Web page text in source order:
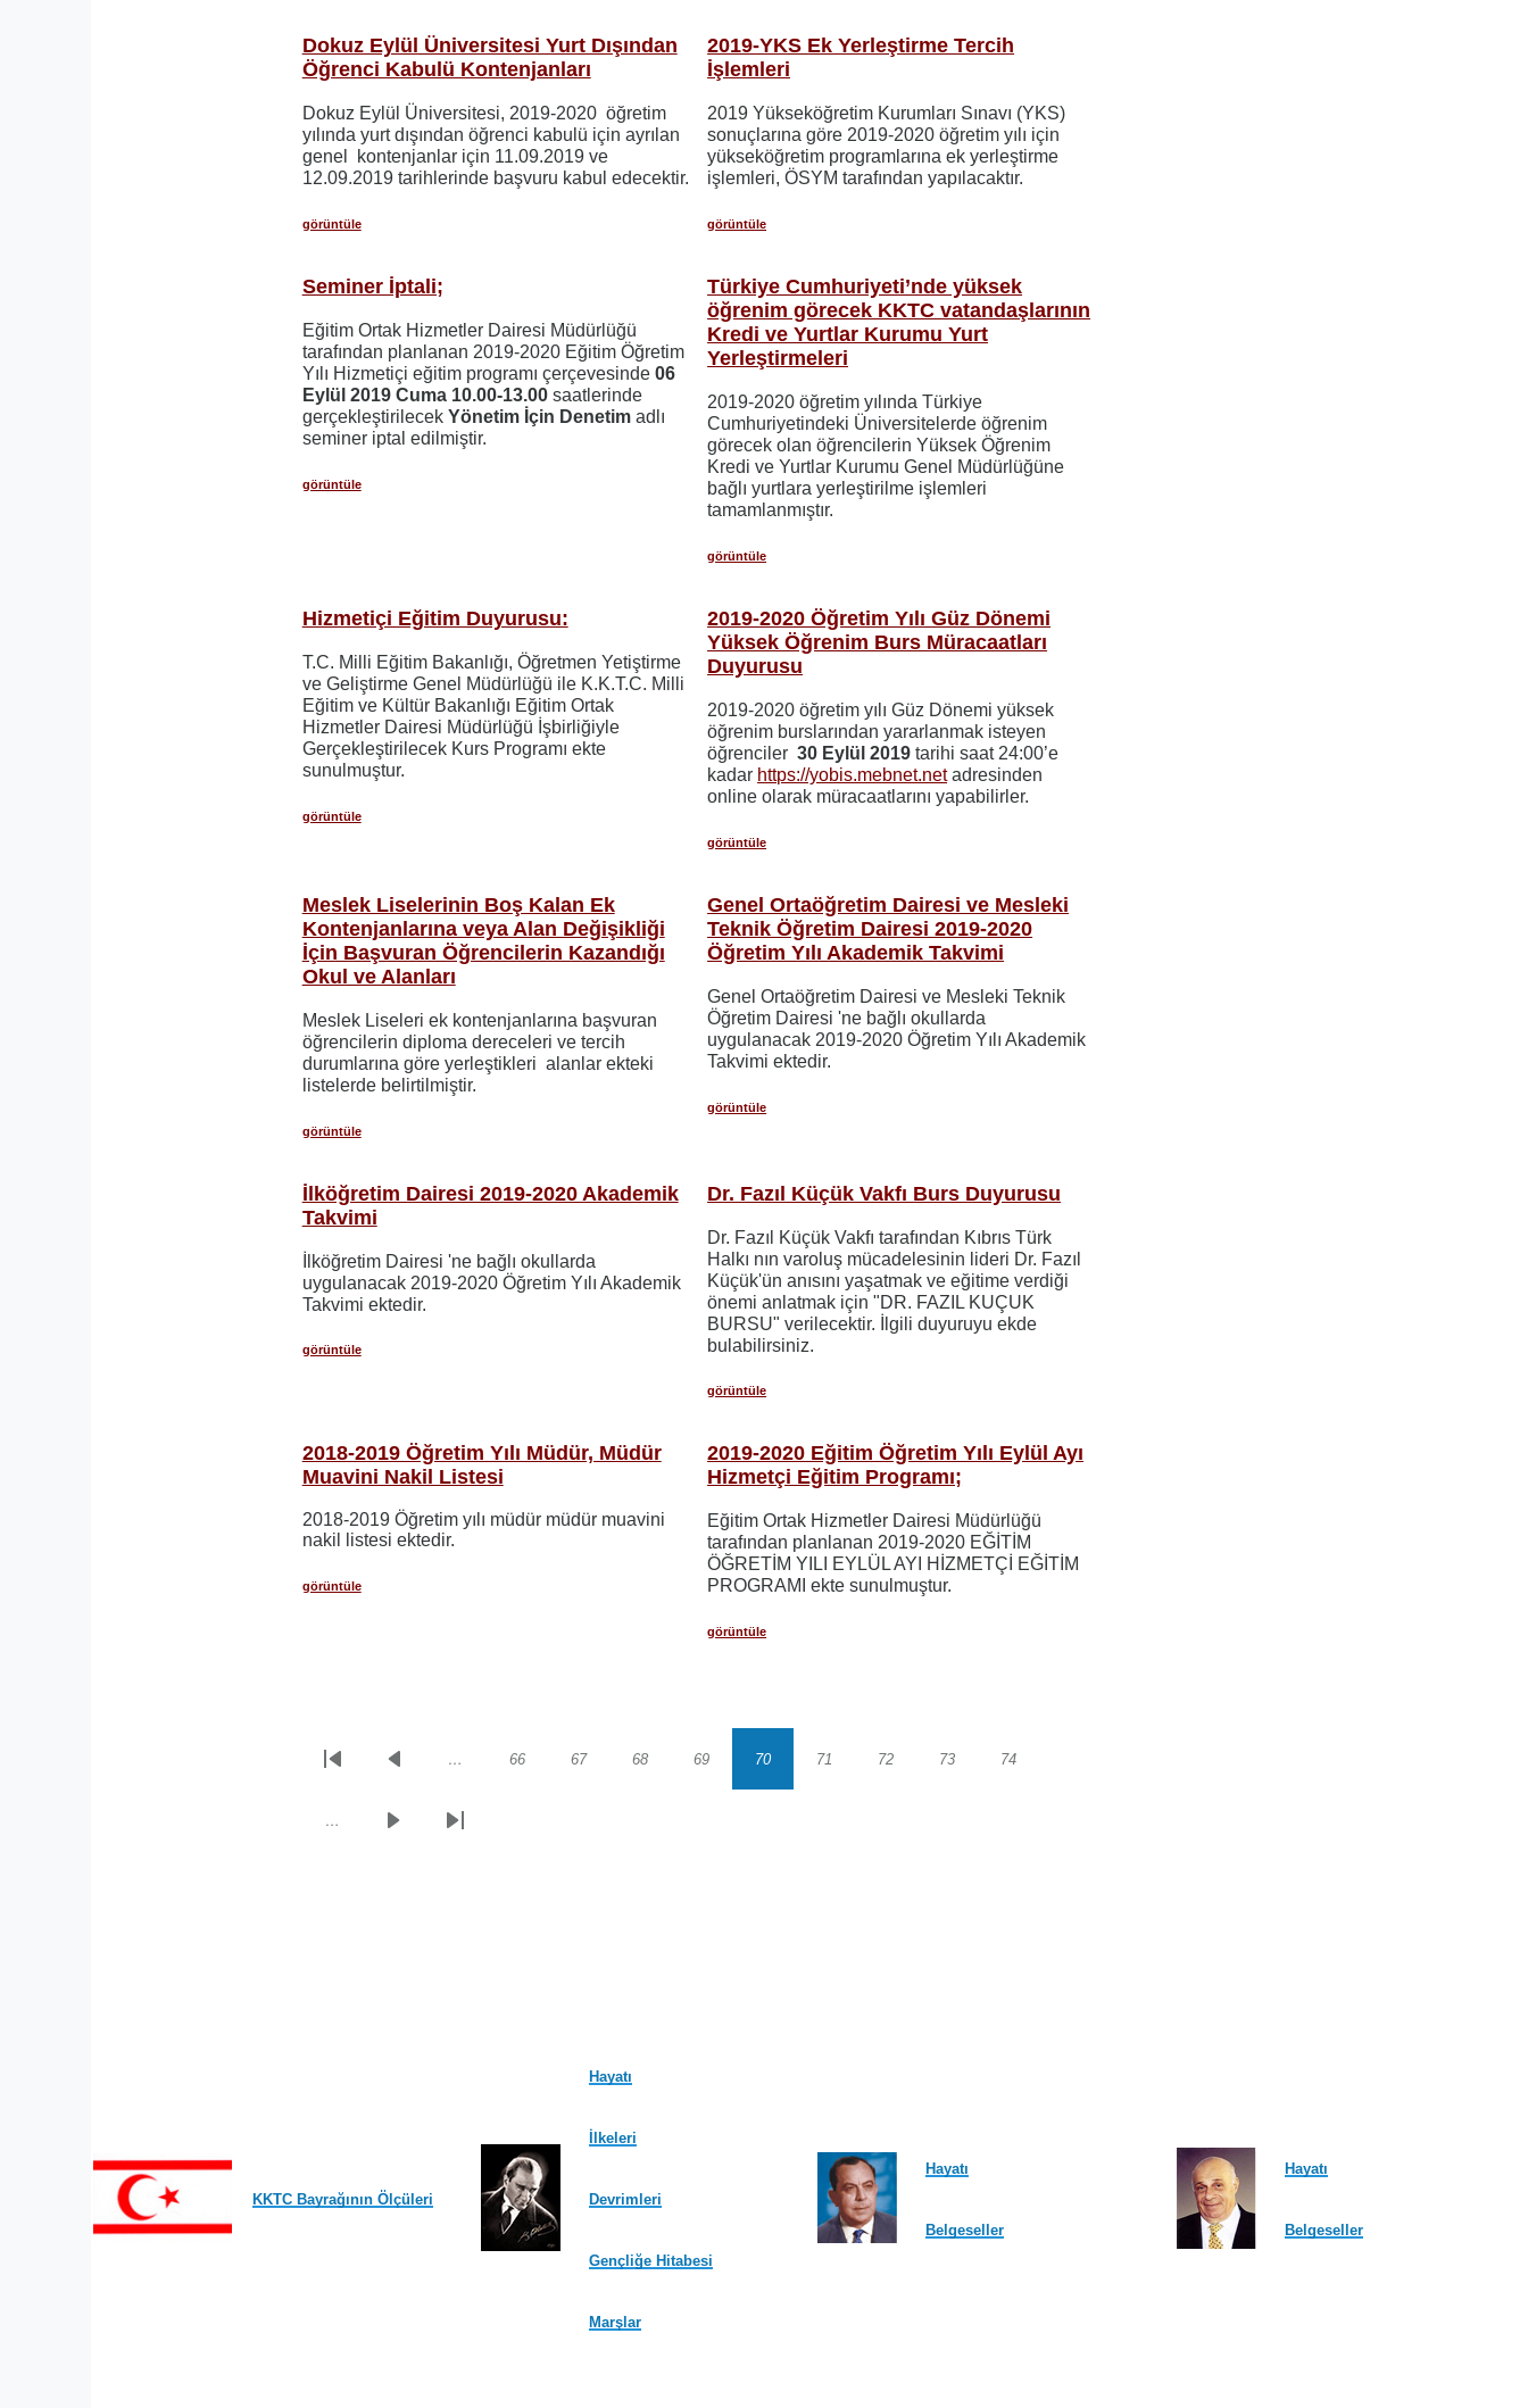
Dokuz Eylül Üniversitesi Yurt Dışından
Öğrenci Kabulü Kontenjanları
Dokuz Eylül Üniversitesi, 2019-2020 öğretim
yılında yurt dışından öğrenci kabulü için ayrılan
genel kontenjanlar için 11.09.2019 ve
12.09.2019 tarihlerinde başvuru kabul edecektir.
görüntüle
2019-YKS Ek Yerleştirme Tercih
İşlemleri
2019 Yükseköğretim Kurumları Sınavı (YKS)
sonuçlarına göre 2019-2020 öğretim yılı için
yükseköğretim programlarına ek yerleştirme
işlemleri, ÖSYM tarafından yapılacaktır.
görüntüle
Seminer İptali;
Eğitim Ortak Hizmetler Dairesi Müdürlüğü
tarafından planlanan 2019-2020 Eğitim Öğretim
Yılı Hizmetiçi eğitim programı çerçevesinde 06
Eylül 2019 Cuma 10.00-13.00saatlerinde
gerçekleştirilecek Yönetim İçin Denetimadlı
seminer iptal edilmiştir.
görüntüle
Türkiye Cumhuriyeti’nde yüksek
öğrenim görecek KKTC vatandaşlarının
Kredi ve Yurtlar Kurumu Yurt
Yerleştirmeleri
2019-2020 öğretim yılında Türkiye
Cumhuriyetindeki Üniversitelerde öğrenim
görecek olan öğrencilerin Yüksek Öğrenim
Kredi ve Yurtlar Kurumu Genel Müdürlüğüne
bağlı yurtlara yerleştirilme işlemleri
tamamlanmıştır.
görüntüle
Hizmetiçi Eğitim Duyurusu:
T.C. Milli Eğitim Bakanlığı, Öğretmen Yetiştirme
ve Geliştirme Genel Müdürlüğü ile K.K.T.C. Milli
Eğitim ve Kültür Bakanlığı Eğitim Ortak
Hizmetler Dairesi Müdürlüğü İşbirliğiyle
Gerçekleştirilecek Kurs Programı ekte
sunulmuştur.
görüntüle
2019-2020 Öğretim Yılı Güz Dönemi
Yüksek Öğrenim Burs Müracaatları
Duyurusu
2019-2020 öğretim yılı Güz Dönemi yüksek
öğrenim burslarından yararlanmak isteyen
öğrenciler30 Eylül 2019tarihi saat 24:00’e
kadar https://yobis.mebnet.netadresinden
online olarak müracaatlarını yapabilirler.
görüntüle
Meslek Liselerinin Boş Kalan Ek
Kontenjanlarına veya Alan Değişikliği
İçin Başvuran Öğrencilerin Kazandığı
Okul ve Alanları
Meslek Liseleri ek kontenjanlarına başvuran
öğrencilerin diploma dereceleri ve tercih
durumlarına göre yerleştikleri alanlar ekteki
listelerde belirtilmiştir.
görüntüle
Genel Ortaöğretim Dairesi ve Mesleki
Teknik Öğretim Dairesi 2019-2020
Öğretim Yılı Akademik Takvimi
Genel Ortaöğretim Dairesi ve Mesleki Teknik
Öğretim Dairesi 'ne bağlı okullarda
uygulanacak 2019-2020 Öğretim Yılı Akademik
Takvimi ektedir.
görüntüle
İlköğretim Dairesi 2019-2020 Akademik
Takvimi
İlköğretim Dairesi 'ne bağlı okullarda
uygulanacak 2019-2020 Öğretim Yılı Akademik
Takvimi ektedir.
görüntüle
Dr. Fazıl Küçük Vakfı Burs Duyurusu
Dr. Fazıl Küçük Vakfı tarafından Kıbrıs Türk
Halkı nın varoluş mücadelesinin lideri Dr. Fazıl
Küçük'ün anısını yaşatmak ve eğitime verdiği
önemi anlatmak için "DR. FAZIL KUÇUK
BURSU" verilecektir. İlgili duyuruyu ekde
bulabilirsiniz.
görüntüle
2018-2019 Öğretim Yılı Müdür, Müdür
Muavini Nakil Listesi
2018-2019 Öğretim yılı müdür müdür muavini
nakil listesi ektedir.
görüntüle
2019-2020 Eğitim Öğretim Yılı Eylül Ayı
Hizmetçi Eğitim Programı;
Eğitim Ortak Hizmetler Dairesi Müdürlüğü
tarafından planlanan 2019-2020 EĞİTİM
ÖĞRETİM YILI EYLÜL AYI HİZMETÇİ EĞİTİM
PROGRAMI ekte sunulmuştur.
görüntüle
Sayfalama
İlk
Önceki
… Sayfa
66 Sayfa
67 Sayfa
68 Sayfa
69 Sayfa
70 Sayfa
71 Sayfa
72 Sayfa
73 Sayfa
74
…
Sonraki
Son
KKTC Bayrağının Ölçüleri
Hayatı
İlkeleri
Devrimleri
Gençliğe Hitabesi
Marşlar
Hayatı
Belgeseller
Hayatı
Belgeseller